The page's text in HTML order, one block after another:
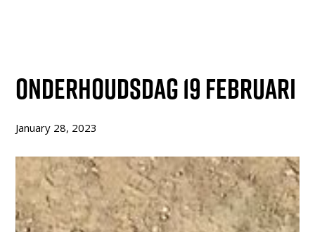
Onderhoudsdag 19 februari
January 28, 2023